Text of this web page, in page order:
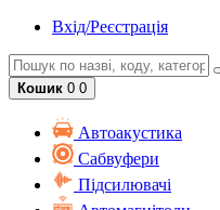
Вхід/Реєстрація
Кошик 0 0
Автоакустика
Cабвуфери
Підсилювачі